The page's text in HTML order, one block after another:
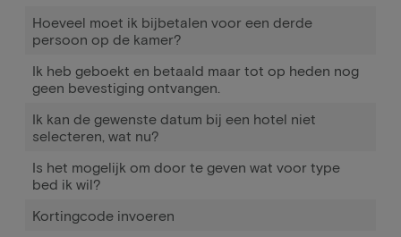
Hoeveel moet ik bijbetalen voor een derde
persoon op de kamer?
Ik heb geboekt en betaald maar tot op heden nog
geen bevestiging ontvangen.
Ik kan de gewenste datum bij een hotel niet
selecteren, wat nu?
Is het mogelijk om door te geven wat voor type
bed ik wil?
Kortingcode invoeren